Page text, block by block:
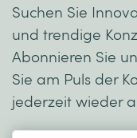
Suchen Sie
und trendige
Abonnieren Sie
Sie am Puls der
jederzeit wieder